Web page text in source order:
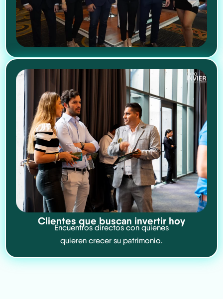
Clientes que buscan invertir hoy
Encuentros directos con quienes
quieren crecer su patrimonio.